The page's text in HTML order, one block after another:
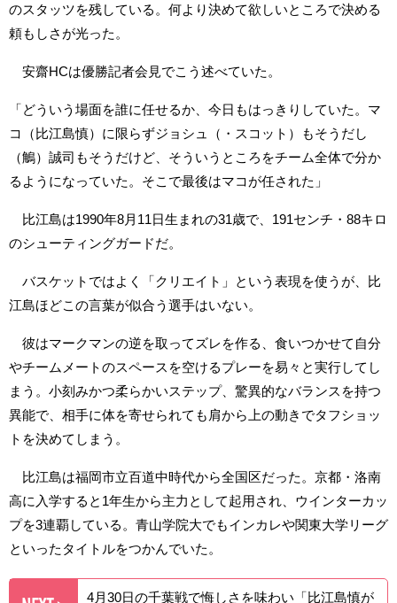
のスタッツを残している。何より決めて欲しいところで決める
頼もしさが光った。
安齋HCは優勝記者会見でこう述べていた。
「どういう場面を誰に任せるか、今日もはっきりしていた。マ
コ（比江島慎）に限らずジョシュ（・スコット）もそうだし
（鵤）誠司もそうだけど、そういうところをチーム全体で分か
るようになっていた。そこで最後はマコが任された」
比江島は1990年8月11日生まれの31歳で、191センチ・88キロ
のシューティングガードだ。
バスケットではよく「クリエイト」という表現を使うが、比
江島ほどこの言葉が似合う選手はいない。
彼はマークマンの逆を取ってズレを作る、食いつかせて自分
やチームメートのスペースを空けるプレーを易々と実行してし
まう。小刻みかつ柔らかいステップ、驚異的なバランスを持つ
異能で、相手に体を寄せられても肩から上の動きでタフショッ
トを決めてしまう。
比江島は福岡市立百道中時代から全国区だった。京都・洛南
高に入学すると1年生から主力として起用され、ウインターカッ
プを3連覇している。青山学院大でもインカレや関東大学リーグ
といったタイトルをつかんでいた。
4月30日の千葉戦で悔しさを味わい「比江島慎が